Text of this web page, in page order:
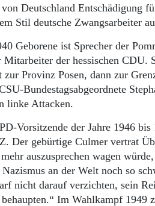
Deutschland Entschädigung
Stil deutsche Zwangsarbeiter
Geborene ist Sprecher der
der hessischen CDU.
zur Provinz Posen, dann zur
Bundestagsabgeordnete
linke Attacken.
Vorsitzende der Jahre 1946 bis
Der gebürtige Culmer vertrat
auszusprechen wagen
an der Welt noch so
nicht darauf verzichten, sein
Im Wahlkampf 1949